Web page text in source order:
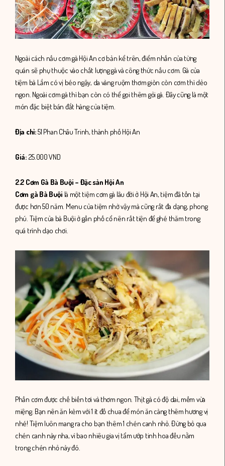
Ngoài cách nấu cơm gà Hội An cơ bản kể trên, điểm nhấn của từng
quán sẽ phụ thuộc vào chất lượng gà và công thức nấu cơm. Gà của
tiệm bà Lắm có vị béo ngậy, da vàng ruộm thơm giòn còn cơm thì dẻo
ngon. Ngoài cơm gà thì bạn còn có thể gọi thêm gỏi gà. Đây cũng là một
món đặc biệt bán đắt hàng của tiệm.
Địa chỉ:51 Phan Châu Trinh, thành phố Hội An
Giá: 25.000 VND
2.2 Cơm Gà Bà Buội – Đặc sản Hội An
Cơm gà Bà Buội là một tiệm cơm gà lâu đời ở Hội An, tiệm đã tồn tại
được hơn 50 năm. Menu của tiệm nhờ vậy mà cũng rất đa dạng, phong
phú. Tiệm của bà Buội ở gần phố cổ nên rất tiện để ghé thăm trong
quá trình dạo chơi.
Phần cơm được chế biến tơi và thơm ngon. Thịt gà có độ dai, mềm vừa
miệng. Bạn nên ăn kèm với 1 ít đồ chua để món ăn càng thêm hương vị
nhé! Tiệm luôn mang ra cho bạn thêm 1 chén canh nhỏ. Đừng bỏ qua
chén canh này nha, vì bao nhiêu gia vị tẩm ướp tinh hoa đều nằm
trong chén nhỏ này đó.